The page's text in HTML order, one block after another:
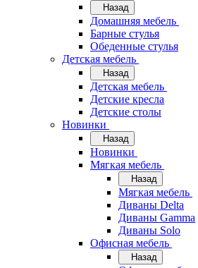
Назад
Домашняя мебель
Барные стулья
Обеденные стулья
Детская мебель
Назад
Детская мебель
Детские кресла
Детские столы
Новинки
Назад
Новинки
Мягкая мебель
Назад
Мягкая мебель
Диваны Delta
Диваны Gamma
Диваны Solo
Офисная мебель
Назад